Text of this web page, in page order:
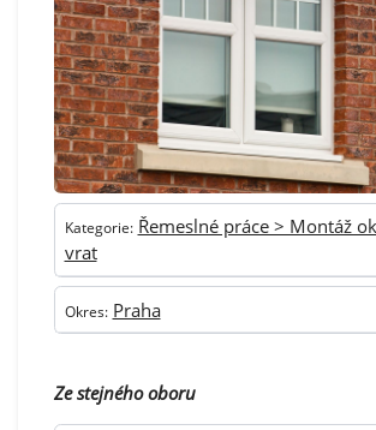
Kategorie: Řemeslné práce > Montáž
vrat
Okres: Praha
Ze stejného oboru